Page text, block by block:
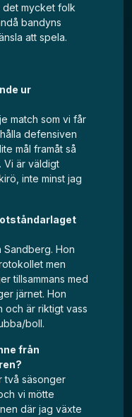
det mycket folk
bandyns
att spela.
ur
match som vi får
defensiven
mål framåt så
Vi är väldigt
inte minst jag
Sandberg. Hon
men
tillsammans med
järnet. Hon
och är riktigt vass
boll.
från
två säsonger
vi mötte
där jag växte